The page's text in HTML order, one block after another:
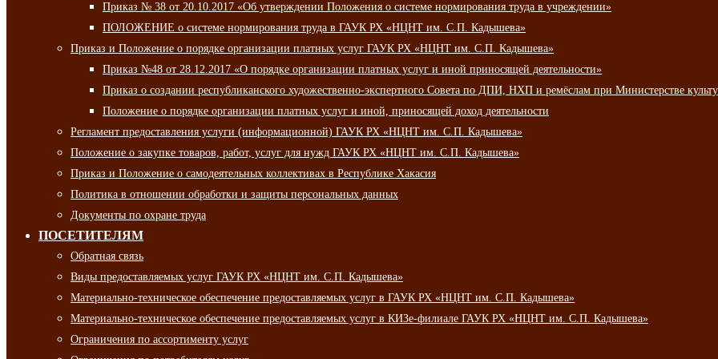
Приказ № 38 от 20.10.2017 «Об утверждении Положения о системе нормирования труда в учреждении»
ПОЛОЖЕНИЕ о системе нормирования труда в ГАУК РХ «НЦНТ им. С.П. Кадышева»
Приказ и Положение о порядке организации платных услуг ГАУК РХ «НЦНТ им. С.П. Кадышева»
Приказ №48 от 28.12.2017 «О порядке организации платных услуг и иной приносящей деятельности»
Приказ о создании республиканского художественно-экспертного Совета по ДПИ, НХП и ремёслам при Министерстве
Положение о порядке организации платных услуг и иной, приносящей доход деятельности
Регламент предоставления услуги (информационной) ГАУК РХ «НЦНТ им. С.П. Кадышева»
Положение о закупке товаров, работ, услуг для нужд ГАУК РХ «НЦНТ им. С.П. Кадышева»
Приказ и Положение о самодеятельных коллективах в Республике Хакасия
Политика в отношении обработки и защиты персональных данных
Документы по охране труда
ПОСЕТИТЕЛЯМ
Обратная связь
Виды предоставляемых услуг ГАУК РХ «НЦНТ им. С.П. Кадышева»
Материально-техническое обеспечение предоставляемых услуг в ГАУК РХ «НЦНТ им. С.П. Кадышева»
Материально-техническое обеспечение предоставляемых услуг в КИЗе-филиале ГАУК РХ «НЦНТ им. С.П. Кадышева»
Ограничения по ассортименту услуг